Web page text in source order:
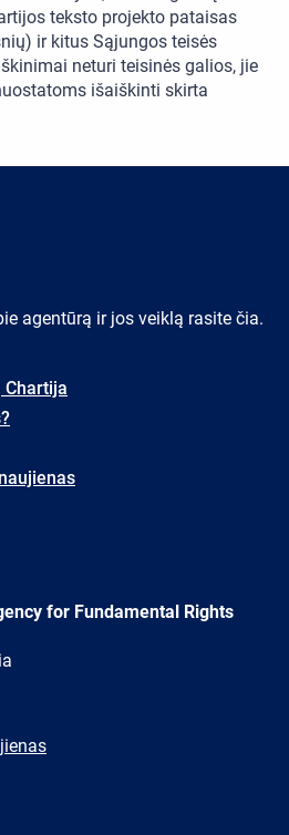
teksto projekto pataisas
ir kitus Sąjungos teisės
neturi teisinės galios, jie
išaiškinti skirta
agentūrą ir jos veiklą rasite čia.
Chartija
for Fundamental Rights